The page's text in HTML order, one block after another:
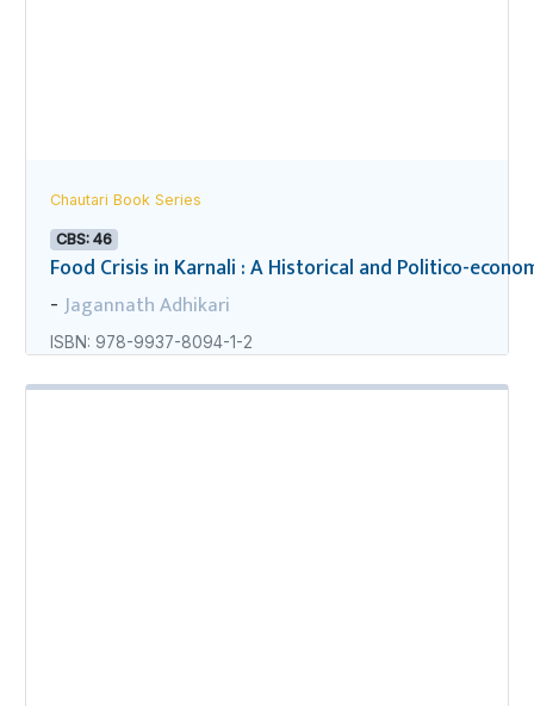
Chautari Book Series
CBS: 46
Food Crisis in Karnali : A Historical and Politico-
- Jagannath Adhikari
ISBN: 978-9937-8094-1-2